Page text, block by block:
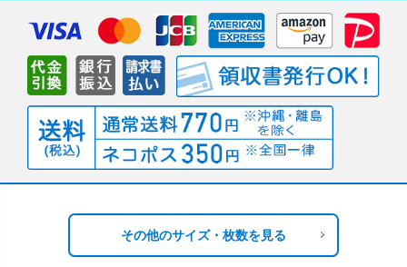
その他のサイズ・枚数を見る